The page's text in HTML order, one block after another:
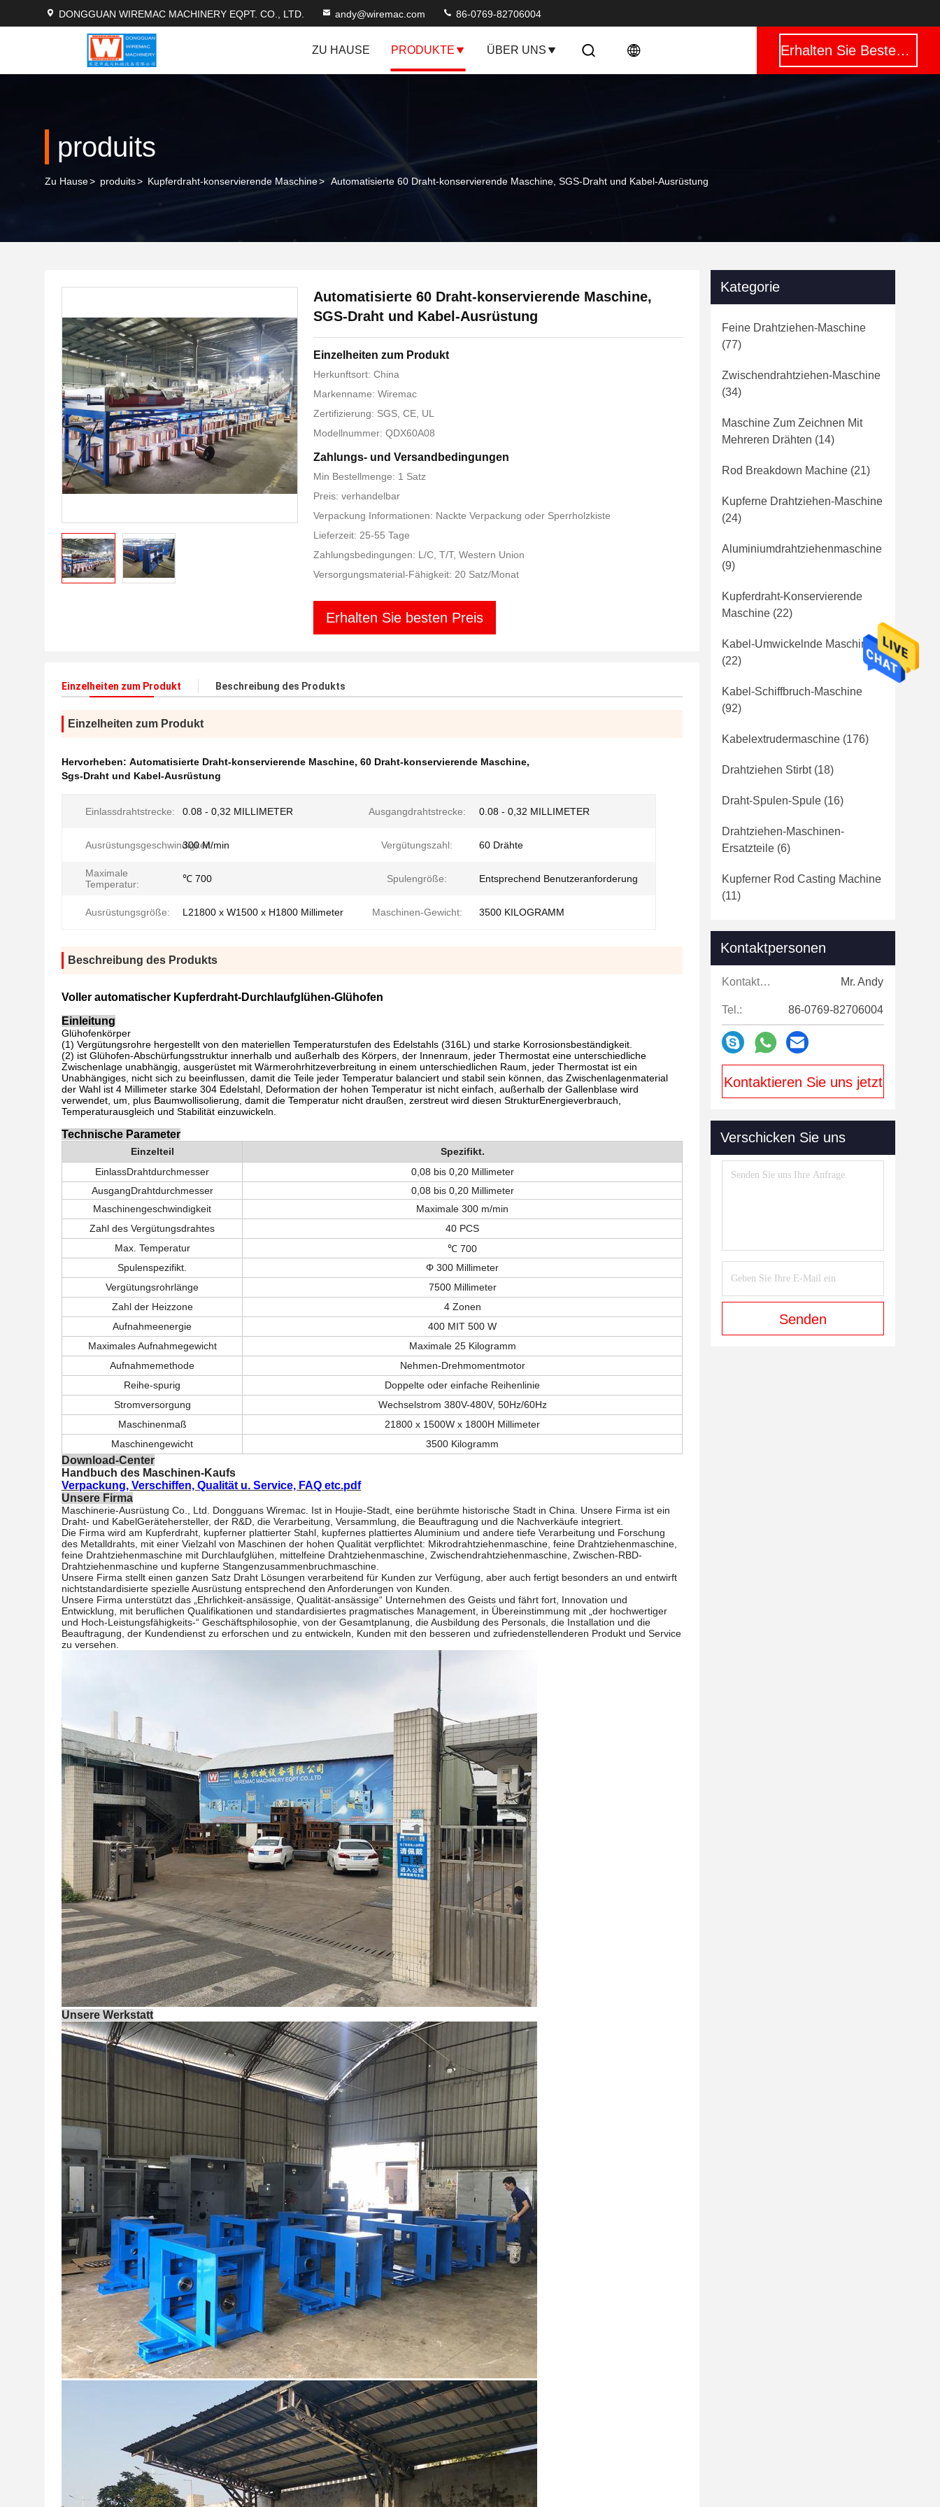
DONGGUAN WIREMAC MACHINERY EQPT. CO., LTD. andy@wiremac.com 86-0769-82706004
ZU HAUSE PRODUKTE ÜBER UNS Erhalten Sie Besten Preis
produits
Zu Hause> produits> Kupferdraht-konservierende Maschine> Automatisierte 60 Draht-konservierende Maschine, SGS-Draht und Kabel-Ausrüstung
Automatisierte 60 Draht-konservierende Maschine,
SGS-Draht und Kabel-Ausrüstung
Einzelheiten zum Produkt
Herkunftsort: China
Markenname: Wiremac
Zertifizierung: SGS, CE, UL
Modellnummer: QDX60A08
Zahlungs- und Versandbedingungen
Min Bestellmenge: 1 Satz
Preis: verhandelbar
Verpackung Informationen: Nackte Verpackung oder Sperrholzkiste
Lieferzeit: 25-55 Tage
Zahlungsbedingungen: L/C, T/T, Western Union
Versorgungsmaterial-Fähigkeit: 20 Satz/Monat
Erhalten Sie besten Preis
Einzelheiten zum Produkt Beschreibung des Produkts
Einzelheiten zum Produkt
Hervorheben: Automatisierte Draht-konservierende Maschine, 60 Draht-konservierende Maschine,
Sgs-Draht und Kabel-Ausrüstung
Einlassdrahtstrecke: 0.08 - 0,32 MILLIMETER Ausgangdrahtstrecke: 0.08 - 0,32 MILLIMETER
Ausrüstungsgeschwindigkeit:
300 M/min Vergütungszahl: 60 Drähte
Maximale
Temperatur:
℃ 700 Spulengröße: Entsprechend Benutzeranforderung
Ausrüstungsgröße: L21800 x W1500 x H1800 Millimeter Maschinen-Gewicht: 3500 KILOGRAMM
Beschreibung des Produkts
Voller automatischer Kupferdraht-Durchlaufglühen-Glühofen
Einleitung
Glühofenkörper
(1) Vergütungsrohre hergestellt von den materiellen Temperaturstufen des Edelstahls (316L) und starke Korrosionsbeständigkeit.
(2) ist Glühofen-Abschürfungsstruktur innerhalb und außerhalb des Körpers, der Innenraum, jeder Thermostat eine unterschiedliche
Zwischenlage unabhängig, ausgerüstet mit Wärmerohrhitzeverbreitung in einem unterschiedlichen Raum, jeder Thermostat ist ein
Unabhängiges, nicht sich zu beeinflussen, damit die Teile jeder Temperatur balanciert und stabil sein können, das Zwischenlagenmaterial
der Wahl ist 4 Millimeter starke 304 Edelstahl, Deformation der hohen Temperatur ist nicht einfach, außerhalb der Gallenblase wird
verwendet, um, plus Baumwollisolierung, damit die Temperatur nicht draußen, zerstreut wird diesen StrukturEnergieverbrauch,
Temperaturausgleich und Stabilität einzuwickeln.
Technische Parameter
Einzelteil
Spezifikt.
EinlassDrahtdurchmesser
0,08 bis 0,20 Millimeter
AusgangDrahtdurchmesser
0,08 bis 0,20 Millimeter
Maschinengeschwindigkeit
Maximale 300 m/min
Zahl des Vergütungsdrahtes
40 PCS
Max. Temperatur
℃ 700
Spulenspezifikt.
Φ 300 Millimeter
Vergütungsrohrlänge
7500 Millimeter
Zahl der Heizzone
4 Zonen
Aufnahmeenergie
400 MIT 500 W
Maximales Aufnahmegewicht
Maximale 25 Kilogramm
Aufnahmemethode
Nehmen-Drehmomentmotor
Reihe-spurig
Doppelte oder einfache Reihenlinie
Stromversorgung
Wechselstrom 380V-480V, 50Hz/60Hz
Maschinenmaß
21800 x 1500W x 1800H Millimeter
Maschinengewicht
3500 Kilogramm
Download-Center
Handbuch des Maschinen-Kaufs
Verpackung, Verschiffen, Qualität u. Service, FAQ etc.pdf
Unsere Firma
Maschinerie-Ausrüstung Co., Ltd. Dongguans Wiremac. Ist in Houjie-Stadt, eine berühmte historische Stadt in China. Unsere Firma ist ein
Draht- und KabelGerätehersteller, der R&D, die Verarbeitung, Versammlung, die Beauftragung und die Nachverkäufe integriert.
Die Firma wird am Kupferdraht, kupferner plattierter Stahl, kupfernes plattiertes Aluminium und andere tiefe Verarbeitung und Forschung
des Metalldrahts, mit einer Vielzahl von Maschinen der hohen Qualität verpflichtet: Mikrodrahtziehenmaschine, feine Drahtziehenmaschine,
feine Drahtziehenmaschine mit Durchlaufglühen, mittelfeine Drahtziehenmaschine, Zwischendrahtziehenmaschine, Zwischen-RBD-
Drahtziehenmaschine und kupferne Stangenzusammenbruchmaschine.
Unsere Firma stellt einen ganzen Satz Draht Lösungen verarbeitend für Kunden zur Verfügung, aber auch fertigt besonders an und entwirft
nichtstandardisierte spezielle Ausrüstung entsprechend den Anforderungen von Kunden.
Unsere Firma unterstützt das „Ehrlichkeit-ansässige, Qualität-ansässige“ Unternehmen des Geists und fährt fort, Innovation und
Entwicklung, mit beruflichen Qualifikationen und standardisiertes pragmatisches Management, in Übereinstimmung mit „der hochwertiger
und Hoch-Leistungsfähigkeits-“ Geschäftsphilosophie, von der Gesamtplanung, die Ausbildung des Personals, die Installation und die
Beauftragung, der Kundendienst zu erforschen und zu entwickeln, Kunden mit den besseren und zufriedenstellenderen Produkt und Service
zu versehen.
Unsere Werkstatt
Kategorie
Feine Drahtziehen-Maschine
(77)
Zwischendrahtziehen-Maschine
(34)
Maschine Zum Zeichnen Mit
Mehreren Drähten (14)
Rod Breakdown Machine (21)
Kupferne Drahtziehen-Maschine
(24)
Aluminiumdrahtziehenmaschine
(9)
Kupferdraht-Konservierende
Maschine (22)
Kabel-Umwickelnde Maschine
(22)
Kabel-Schiffbruch-Maschine
(92)
Kabelextrudermaschine (176)
Drahtziehen Stirbt(18)
Draht-Spulen-Spule (16)
Drahtziehen-Maschinen-
Ersatzteile (6)
Kupferner Rod Casting Machine
(11)
Kontaktpersonen
Kontaktpersonen: Mr. Andy
Tel.: 86-0769-82706004
Kontaktieren Sie uns jetzt
Verschicken Sie uns
Senden